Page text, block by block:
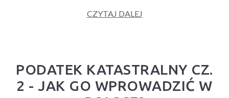
CZYTAJ DALEJ
PODATEK KATASTRALNY CZ.
2 - JAK GO WPROWADZIĆ W